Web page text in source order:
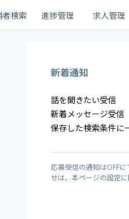
者検索 進捗管理 求人管理
新着通知
話を聞きたい受信
新着メッセージ受信
保存した検索条件に
応募受信の通知はOFF
せは、本ページの設定に